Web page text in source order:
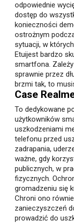
odpowiednie
dostęp do
konieczności
ostrożnym
sytuacji, w
Etuijest bardzo
smartfona.
sprawnie przez
brzmi tak, to
Case
To dedykowane
użytkowników
uszkodzeniami
telefonu przed
zadrapania,
ważne, gdy
publicznych, w
fizycznych.
gromadzeniu się
Chroni ono
zanieczyszczeń
prowadzić do